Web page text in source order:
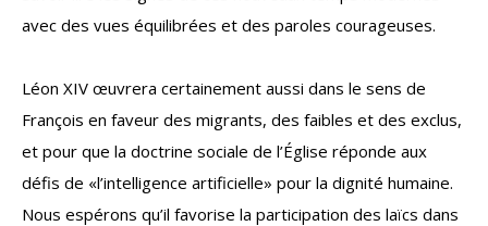
avec des vues équilibrées et des paroles courageuses.
Léon XIV œuvrera certainement aussi dans le sens de
François en faveur des migrants, des faibles et des exclus,
et pour que la doctrine sociale de l’Église réponde aux
défis de «l’intelligence artificielle» pour la dignité humaine.
Nous espérons qu’il favorise la participation des laïcs dans